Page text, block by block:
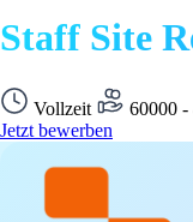
Staff Site
Vollzeit 60000 -
Jetzt bewerben